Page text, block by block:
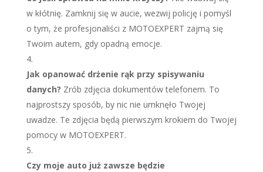
w kłótnię. Zamknij się w aucie, wezwij policję i pomyśl
o tym, że profesjonaliści z MOTOEXPERT zajmą się
Twoim autem, gdy opadną emocje.
Jak opanować drżenie rąk przy spisywaniu
danych? Zrób zdjęcia dokumentów telefonem. To
najprostszy sposób, by nic nie umknęło Twojej
uwadze. Te zdjęcia będą pierwszym krokiem do Twojej
pomocy w MOTOEXPERT.
Czy moje auto już zawsze będzie